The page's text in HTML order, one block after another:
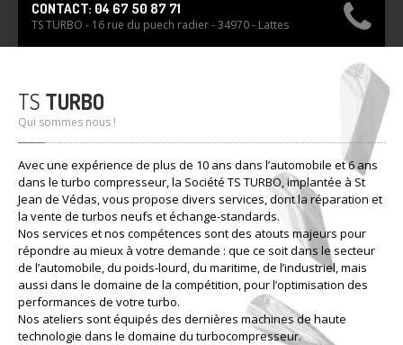
CONTACT: 04 67 50 87 71
TS TURBO - 16 rue du puech radier - 34970 - Lattes
TS TURBO
Qui sommes nous !
Avec une expérience de plus de 10 ans dans l’automobile et 6 ans
dans le turbo compresseur, la Société TS TURBO, implantée à St
Jean de Védas, vous propose divers services, dont la réparation et
la vente de turbos neufs et échange-standards.
Nos services et nos compétences sont des atouts majeurs pour
répondre au mieux à votre demande : que ce soit dans le secteur
de l’automobile, du poids-lourd, du maritime, de l’industriel, mais
aussi dans le domaine de la compétition, pour l’optimisation des
performances de votre turbo.
Nos ateliers sont équipés des dernières machines de haute
technologie dans le domaine du turbocompresseur.